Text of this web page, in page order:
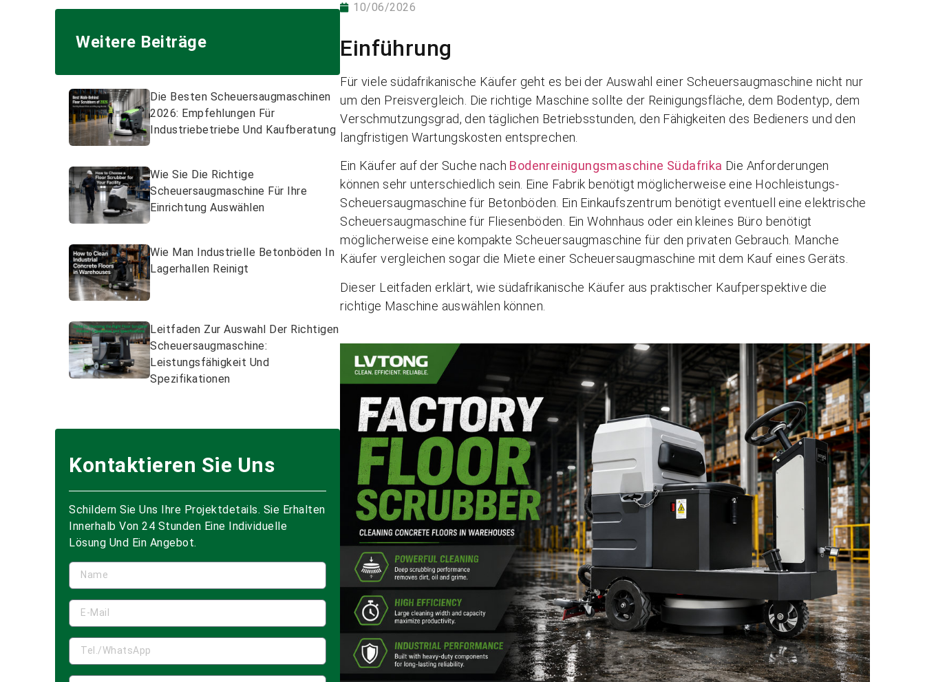
Weitere Beiträge
Die Besten Scheuersaugmaschinen
2026: Empfehlungen Für
Industriebetriebe Und Kaufberatung
Wie Sie Die Richtige
Scheuersaugmaschine Für Ihre
Einrichtung Auswählen
Wie Man Industrielle Betonböden In
Lagerhallen Reinigt
Leitfaden Zur Auswahl Der Richtigen
Scheuersaugmaschine:
Leistungsfähigkeit Und
Spezifikationen
Kontaktieren Sie Uns
Schildern Sie Uns Ihre Projektdetails. Sie Erhalten
Innerhalb Von 24 Stunden Eine Individuelle
Lösung Und Ein Angebot.
10/06/2026
Einführung
Für viele südafrikanische Käufer geht es bei der Auswahl einer Scheuersaugmaschine nicht nur
um den Preisvergleich. Die richtige Maschine sollte der Reinigungsfläche, dem Bodentyp, dem
Verschmutzungsgrad, den täglichen Betriebsstunden, den Fähigkeiten des Bedieners und den
langfristigen Wartungskosten entsprechen.
Ein Käufer auf der Suche nach Bodenreinigungsmaschine Südafrika Die Anforderungen
können sehr unterschiedlich sein. Eine Fabrik benötigt möglicherweise eine Hochleistungs-
Scheuersaugmaschine für Betonböden. Ein Einkaufszentrum benötigt eventuell eine elektrische
Scheuersaugmaschine für Fliesenböden. Ein Wohnhaus oder ein kleines Büro benötigt
möglicherweise eine kompakte Scheuersaugmaschine für den privaten Gebrauch. Manche
Käufer vergleichen sogar die Miete einer Scheuersaugmaschine mit dem Kauf eines Geräts.
Dieser Leitfaden erklärt, wie südafrikanische Käufer aus praktischer Kaufperspektive die
richtige Maschine auswählen können.